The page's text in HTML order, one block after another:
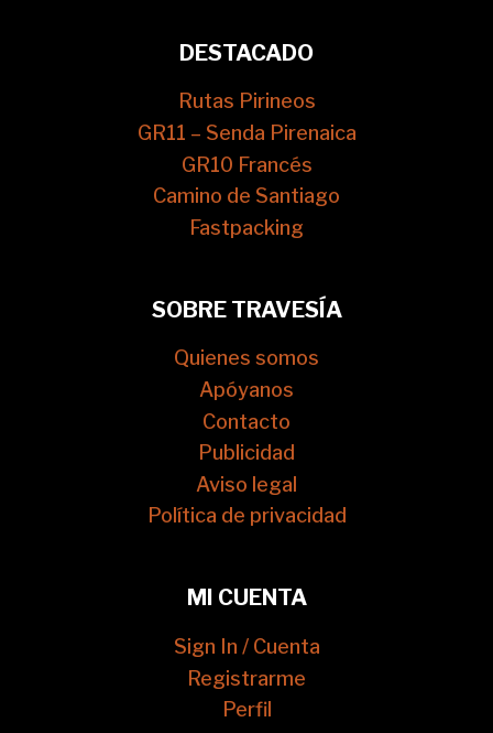
DESTACADO
Rutas Pirineos
GR11 – Senda Pirenaica
GR10 Francés
Camino de Santiago
Fastpacking
SOBRE TRAVESÍA
Quienes somos
Apóyanos
Contacto
Publicidad
Aviso legal
Política de privacidad
MI CUENTA
Sign In / Cuenta
Registrarme
Perfil